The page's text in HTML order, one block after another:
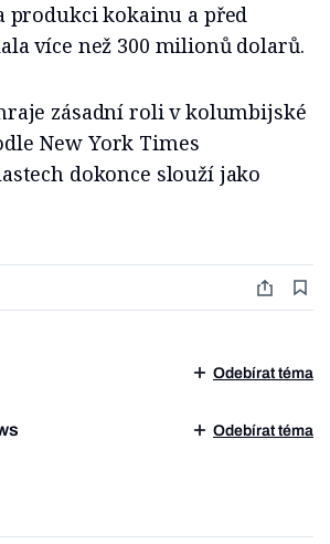
produkci kokainu a před
více než 300 milionů dolarů.
zásadní roli v kolumbijské
New York Times
dokonce slouží jako
Odebírat téma
Odebírat téma